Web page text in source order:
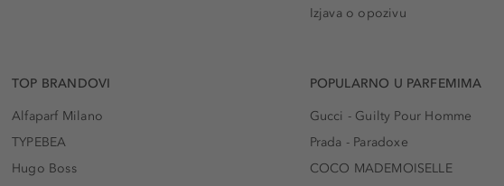
Izjava o opozivu
TOP BRANDOVI
Alfaparf Milano
TYPEBEA
Hugo Boss
POPULARNO U PARFEMIMA
Gucci - Guilty Pour Homme
Prada - Paradoxe
COCO MADEMOISELLE